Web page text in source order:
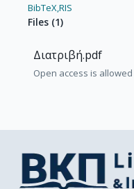
BibTeX,RIS
Files (1)
Διατριβή.pdf
Open access is allowed